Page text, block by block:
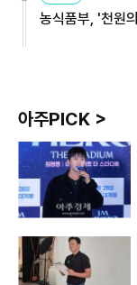
농식품부, '천원
아주PICK >